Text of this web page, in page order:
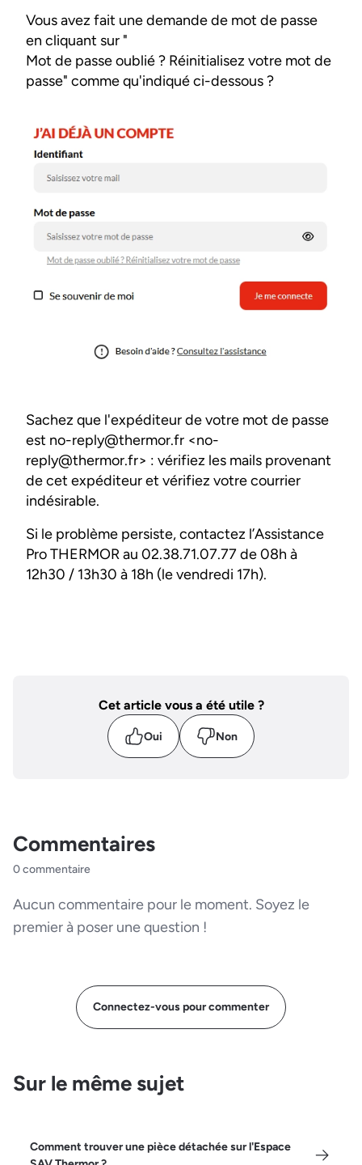
Vous avez fait une demande de mot de passe
en cliquant sur "
Mot de passe oublié ? Réinitialisez votre mot de
passe" comme qu'indiqué ci-dessous ?
Sachez que l'expéditeur de votre mot de passe
est no-reply@thermor.fr <no-
reply@thermor.fr> : vérifiez les mails provenant
de cet expéditeur et vérifiez votre courrier
indésirable.
Si le problème persiste, contactez l’Assistance
Pro THERMOR au 02.38.71.07.77 de 08h à
12h30 / 13h30 à 18h (le vendredi 17h).
Cet article vous a été utile ?
Oui Non
Commentaires
0 commentaire
Aucun commentaire pour le moment. Soyez le
premier à poser une question !
Connectez-vous pour commenter
Sur le même sujet
Comment trouver une pièce détachée sur l'Espace